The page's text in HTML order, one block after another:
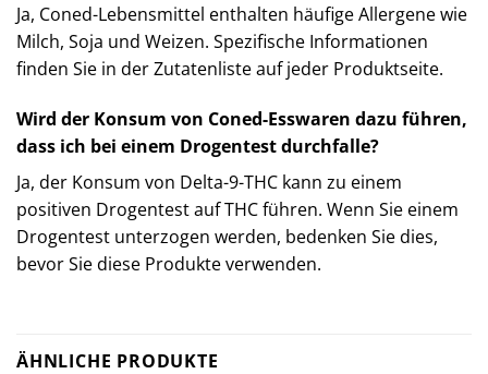
Ja, Coned-Lebensmittel enthalten häufige Allergene wie
Milch, Soja und Weizen. Spezifische Informationen
finden Sie in der Zutatenliste auf jeder Produktseite. ​
Wird der Konsum von Coned-Esswaren dazu führen,
dass ich bei einem Drogentest durchfalle?
Ja, der Konsum von Delta-9-THC kann zu einem
positiven Drogentest auf THC führen. Wenn Sie einem
Drogentest unterzogen werden, bedenken Sie dies,
bevor Sie diese Produkte verwenden.
ÄHNLICHE PRODUKTE